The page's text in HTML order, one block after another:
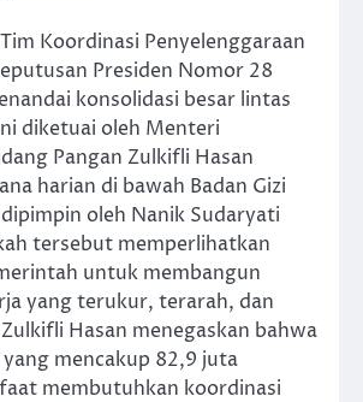
Koordinasi Penyelenggaraan
Presiden Nomor 28
konsolidasi besar lintas
diketuai oleh Menteri
Pangan Zulkifli Hasan
harian di bawah Badan Gizi
oleh Nanik Sudaryati
tersebut memperlihatkan
untuk membangun
yang terukur, terarah, dan
Hasan menegaskan bahwa
mencakup 82,9 juta
membutuhkan koordinasi